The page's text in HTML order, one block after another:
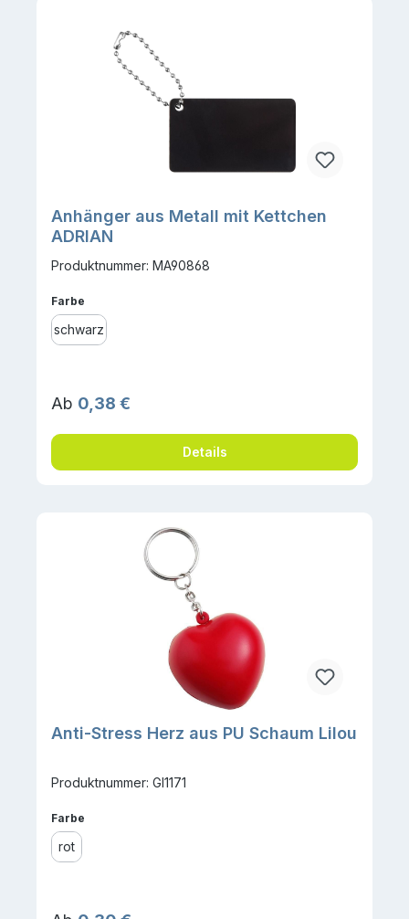
Anhänger aus Metall mit Kettchen
ADRIAN
Produktnummer: MA90868
Farbe
schwarz
Regulärer Preis:
Ab 0,38 €
Details
Anti-Stress Herz aus PU Schaum Lilou
Produktnummer: GI1171
Farbe
rot